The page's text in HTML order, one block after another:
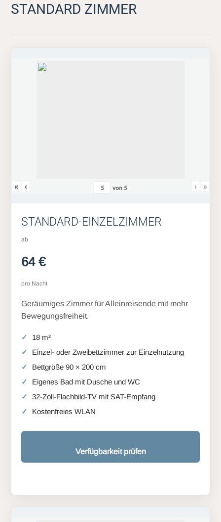
STANDARD ZIMMER
« ‹ von 5 › »
STANDARD-EINZELZIMMER
ab
64 €
pro Nacht
Geräumiges Zimmer für Alleinreisende mit mehr
Bewegungsfreiheit.
18 m²
Einzel- oder Zweibettzimmer zur Einzelnutzung
Bettgröße 90 × 200 cm
Eigenes Bad mit Dusche und WC
32-Zoll-Flachbild-TV mit SAT-Empfang
Kostenfreies WLAN
Verfügbarkeit prüfen